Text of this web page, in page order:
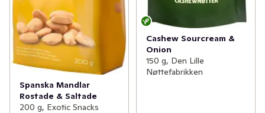
Spanska Mandlar
Rostade & Saltade
200 g, Exotic Snacks
Cashew Sourcream &
Onion
150 g, Den Lille
Nøttefabrikken